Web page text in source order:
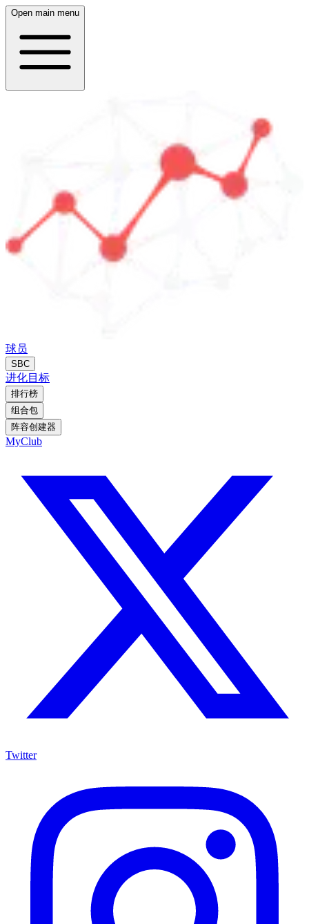
Open main menu
球员
SBC
进化目标
排行榜
组合包
阵容创建器
MyClub
Twitter